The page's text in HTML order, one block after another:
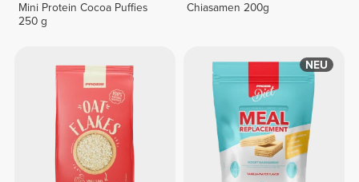
Mini Protein Cocoa Puffies
250 g
Chiasamen 200g
NEU